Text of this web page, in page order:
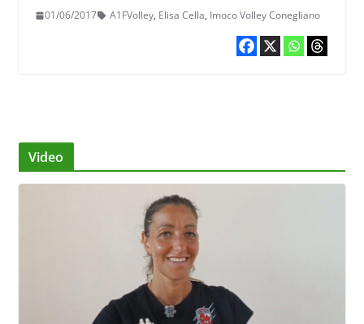
01/06/2017 A1FVolley, Elisa Cella, Imoco Volley Conegliano
Video